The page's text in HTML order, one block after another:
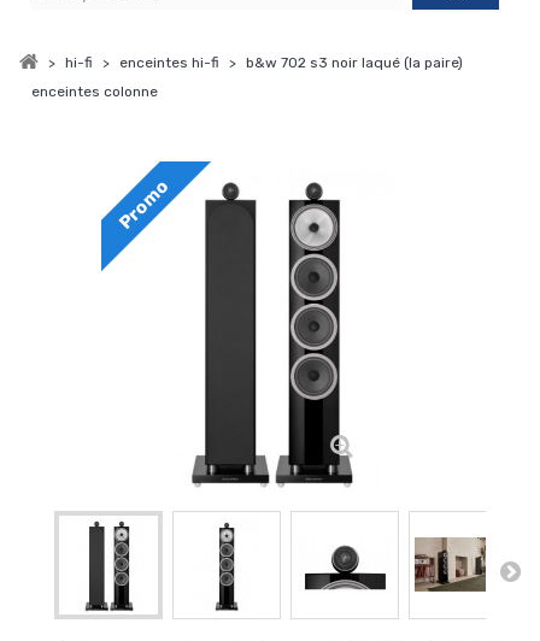
> hi-fi > enceintes hi-fi > b&w 702 s3 noir laqué (la paire)
enceintes colonne
Promo